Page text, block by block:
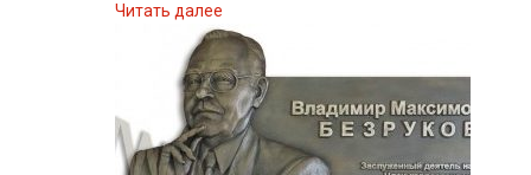
Читать далее